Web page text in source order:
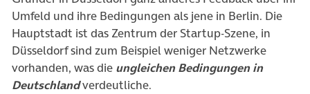
Umfeld und ihre Bedingungen als jene in Berlin. Die
Hauptstadt ist das Zentrum der Startup-Szene, in
Düsseldorf sind zum Beispiel weniger Netzwerke
vorhanden, was die ungleichen Bedingungen in
Deutschlandverdeutliche.